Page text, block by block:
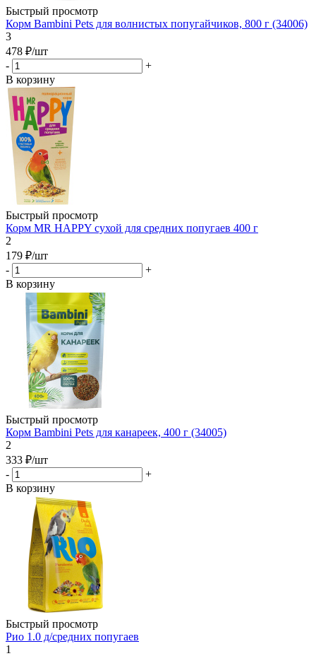
Быстрый просмотр
Корм Bambini Pets для волнистых попугайчиков, 800 г (34006)
3
478 ₽/шт
-
+
В корзину
Быстрый просмотр
Корм MR HAPPY сухой для средних попугаев 400 г
2
179 ₽/шт
-
+
В корзину
Быстрый просмотр
Корм Bambini Pets для канареек, 400 г (34005)
2
333 ₽/шт
-
+
В корзину
Быстрый просмотр
Рио 1.0 д/средних попугаев
1